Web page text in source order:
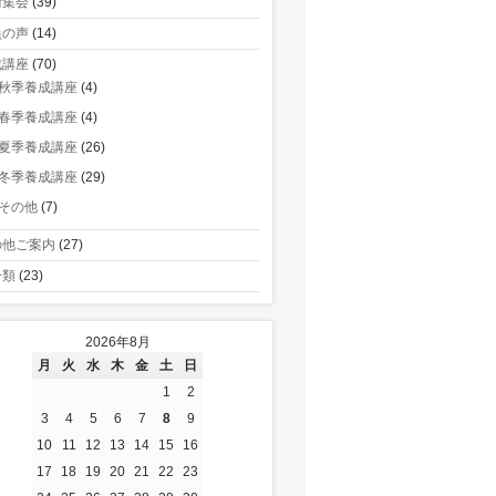
声 (14)
座 (70)
季養成講座 (4)
季養成講座 (4)
夏季養成講座 (26)
季養成講座 (29)
その他 (7)
ご案内 (27)
(23)
2026年8月
月
火 水 木 金 土
日
1
2
3
4 5 6 7 8
9
10
11 12 13 14 15
16
17
18 19 20 21 22
23